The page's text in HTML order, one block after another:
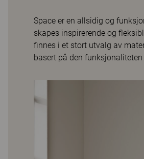
Space er en allsidig og
skapes inspirerende og
finnes i et stort utvalg av
basert på den